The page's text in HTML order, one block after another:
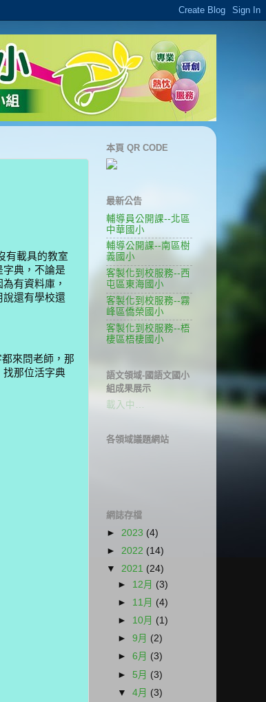
有載具的教室
典，不論是
有資料庫，
還有學校還
來問老師，那
找那位活字典
本頁 QR CODE
最新公告
輔導員公開課--北區
中華國小
輔導公開課--南區樹
義國小
客製化到校服務--西
屯區東海國小
客製化到校服務--霧
峰區僑榮國小
客製化到校服務--梧
棲區梧棲國小
語文領域-國語文國小
組成果展示
載入中…
各領域議題網站
網誌存檔
► 2023 (4)
► 2022 (14)
▼ 2021 (24)
► 12月 (3)
► 11月 (4)
► 10月 (1)
►9月 (2)
►6月 (3)
► 5月 (3)
▼4月 (3)